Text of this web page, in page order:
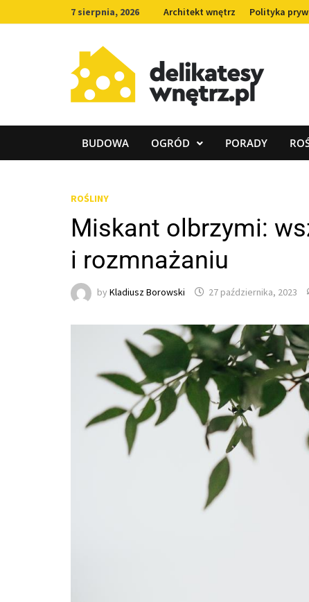
to
7 sierpnia, 2026 Architekt wnętrz Polityka
BUDOWA OGRÓD PORADY
ROŚLINY
Miskant olbrzymi:
i rozmnażaniu
by Kladiusz Borowski 27 października, 2023